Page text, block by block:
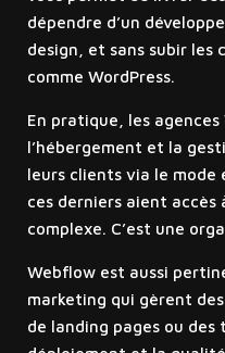
dépendre d’un
design, et sans subir les
comme WordPress.
En pratique, les
l’hébergement et la
leurs clients via le mode
ces derniers aient accès
complexe. C’est une
Webflow est aussi
marketing qui gèrent
de landing pages ou